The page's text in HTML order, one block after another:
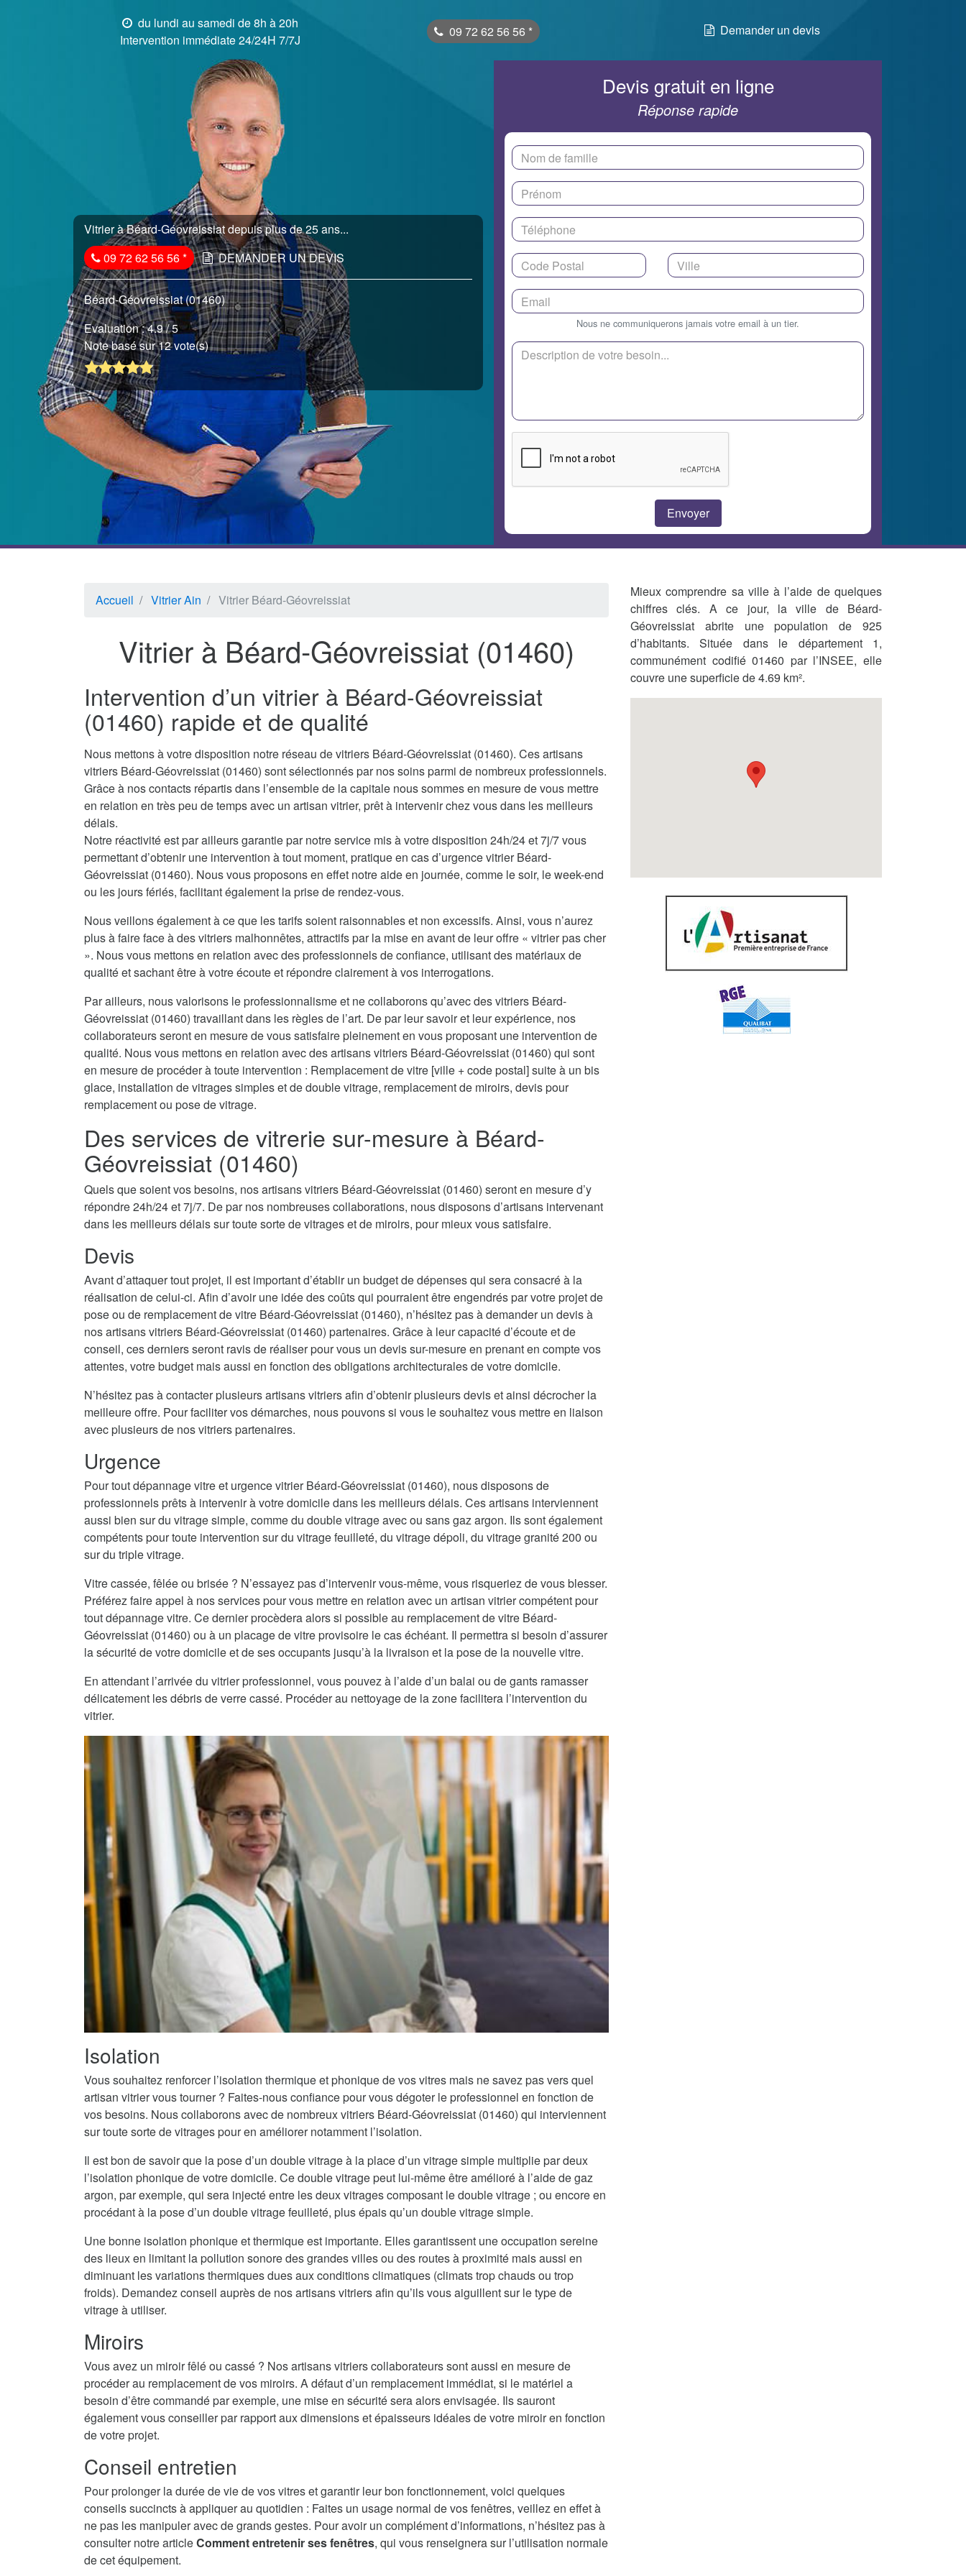
du lundi au samedi de 8h à 20h
Intervention immédiate 24/24H 7/7J
09 72 62 56 56 * Demander un devis
Vitrier à Béard-Géovreissiat depuis plus de 25 ans...
09 72 62 56 56* DEMANDER UN DEVIS
Béard-Géovreissiat (01460)
Evaluation :4.9/ 5
Note basé sur 12 vote(s)
Devis gratuit en ligne
Réponse rapide
Nous ne communiquerons jamais votre email à un tier.
Accueil Vitrier Ain Vitrier Béard-Géovreissiat
Vitrier à Béard-Géovreissiat (01460)
Intervention d’un vitrier à Béard-Géovreissiat
(01460) rapide et de qualité
Nous mettons à votre disposition notre réseau de vitriers Béard-Géovreissiat (01460). Ces artisans
vitriers Béard-Géovreissiat (01460) sont sélectionnés par nos soins parmi de nombreux professionnels.
Grâce à nos contacts répartis dans l’ensemble de la capitale nous sommes en mesure de vous mettre
en relation en très peu de temps avec un artisan vitrier, prêt à intervenir chez vous dans les meilleurs
délais.
Notre réactivité est par ailleurs garantie par notre service mis à votre disposition 24h/24 et 7j/7 vous
permettant d’obtenir une intervention à tout moment, pratique en cas d’urgence vitrier Béard-
Géovreissiat (01460). Nous vous proposons en effet notre aide en journée, comme le soir, le week-end
ou les jours fériés, facilitant également la prise de rendez-vous.
Nous veillons également à ce que les tarifs soient raisonnables et non excessifs. Ainsi, vous n’aurez
plus à faire face à des vitriers malhonnêtes, attractifs par la mise en avant de leur offre « vitrier pas cher
». Nous vous mettons en relation avec des professionnels de confiance, utilisant des matériaux de
qualité et sachant être à votre écoute et répondre clairement à vos interrogations.
Par ailleurs, nous valorisons le professionnalisme et ne collaborons qu’avec des vitriers Béard-
Géovreissiat (01460) travaillant dans les règles de l’art. De par leur savoir et leur expérience, nos
collaborateurs seront en mesure de vous satisfaire pleinement en vous proposant une intervention de
qualité. Nous vous mettons en relation avec des artisans vitriers Béard-Géovreissiat (01460) qui sont
en mesure de procéder à toute intervention : Remplacement de vitre [ville + code postal] suite à un bis
glace, installation de vitrages simples et de double vitrage, remplacement de miroirs, devis pour
remplacement ou pose de vitrage.
Des services de vitrerie sur-mesure à Béard-
Géovreissiat (01460)
Quels que soient vos besoins, nos artisans vitriers Béard-Géovreissiat (01460) seront en mesure d’y
répondre 24h/24 et 7j/7. De par nos nombreuses collaborations, nous disposons d’artisans intervenant
dans les meilleurs délais sur toute sorte de vitrages et de miroirs, pour mieux vous satisfaire.
Devis
Avant d’attaquer tout projet, il est important d’établir un budget de dépenses qui sera consacré à la
réalisation de celui-ci. Afin d’avoir une idée des coûts qui pourraient être engendrés par votre projet de
pose ou de remplacement de vitre Béard-Géovreissiat (01460), n’hésitez pas à demander un devis à
nos artisans vitriers Béard-Géovreissiat (01460) partenaires. Grâce à leur capacité d’écoute et de
conseil, ces derniers seront ravis de réaliser pour vous un devis sur-mesure en prenant en compte vos
attentes, votre budget mais aussi en fonction des obligations architecturales de votre domicile.
N’hésitez pas à contacter plusieurs artisans vitriers afin d’obtenir plusieurs devis et ainsi décrocher la
meilleure offre. Pour faciliter vos démarches, nous pouvons si vous le souhaitez vous mettre en liaison
avec plusieurs de nos vitriers partenaires.
Urgence
Pour tout dépannage vitre et urgence vitrier Béard-Géovreissiat (01460), nous disposons de
professionnels prêts à intervenir à votre domicile dans les meilleurs délais. Ces artisans interviennent
aussi bien sur du vitrage simple, comme du double vitrage avec ou sans gaz argon. Ils sont également
compétents pour toute intervention sur du vitrage feuilleté, du vitrage dépoli, du vitrage granité 200 ou
sur du triple vitrage.
Vitre cassée, fêlée ou brisée ? N’essayez pas d’intervenir vous-même, vous risqueriez de vous blesser.
Préférez faire appel à nos services pour vous mettre en relation avec un artisan vitrier compétent pour
tout dépannage vitre. Ce dernier procèdera alors si possible au remplacement de vitre Béard-
Géovreissiat (01460) ou à un placage de vitre provisoire le cas échéant. Il permettra si besoin d’assurer
la sécurité de votre domicile et de ses occupants jusqu’à la livraison et la pose de la nouvelle vitre.
En attendant l’arrivée du vitrier professionnel, vous pouvez à l’aide d’un balai ou de gants ramasser
délicatement les débris de verre cassé. Procéder au nettoyage de la zone facilitera l’intervention du
vitrier.
Isolation
Vous souhaitez renforcer l’isolation thermique et phonique de vos vitres mais ne savez pas vers quel
artisan vitrier vous tourner ? Faites-nous confiance pour vous dégoter le professionnel en fonction de
vos besoins. Nous collaborons avec de nombreux vitriers Béard-Géovreissiat (01460) qui interviennent
sur toute sorte de vitrages pour en améliorer notamment l’isolation.
Il est bon de savoir que la pose d’un double vitrage à la place d’un vitrage simple multiplie par deux
l’isolation phonique de votre domicile. Ce double vitrage peut lui-même être amélioré à l’aide de gaz
argon, par exemple, qui sera injecté entre les deux vitrages composant le double vitrage ; ou encore en
procédant à la pose d’un double vitrage feuilleté, plus épais qu’un double vitrage simple.
Une bonne isolation phonique et thermique est importante. Elles garantissent une occupation sereine
des lieux en limitant la pollution sonore des grandes villes ou des routes à proximité mais aussi en
diminuant les variations thermiques dues aux conditions climatiques (climats trop chauds ou trop
froids). Demandez conseil auprès de nos artisans vitriers afin qu’ils vous aiguillent sur le type de
vitrage à utiliser.
Miroirs
Vous avez un miroir fêlé ou cassé ? Nos artisans vitriers collaborateurs sont aussi en mesure de
procéder au remplacement de vos miroirs. A défaut d’un remplacement immédiat, si le matériel a
besoin d’être commandé par exemple, une mise en sécurité sera alors envisagée. Ils sauront
également vous conseiller par rapport aux dimensions et épaisseurs idéales de votre miroir en fonction
de votre projet.
Conseil entretien
Pour prolonger la durée de vie de vos vitres et garantir leur bon fonctionnement, voici quelques
conseils succincts à appliquer au quotidien : Faites un usage normal de vos fenêtres, veillez en effet à
ne pas les manipuler avec de grands gestes. Pour avoir un complément d’informations, n’hésitez pas à
consulter notre articleComment entretenir ses fenêtres, qui vous renseignera sur l’utilisation normale
de cet équipement.
Mieux comprendre sa ville à l’aide de quelques
chiffres clés. A ce jour, la ville de Béard-
Géovreissiat abrite une population de 925
d’habitants. Située dans le département 1,
communément codifié 01460 par l’INSEE, elle
couvre une superficie de 4.69 km².